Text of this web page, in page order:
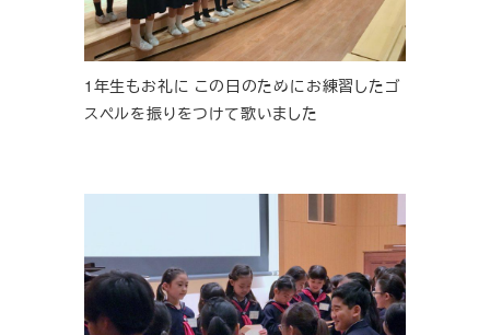
1年生もお礼に この日のためにお練習したゴ
スペルを振りをつけて歌いました